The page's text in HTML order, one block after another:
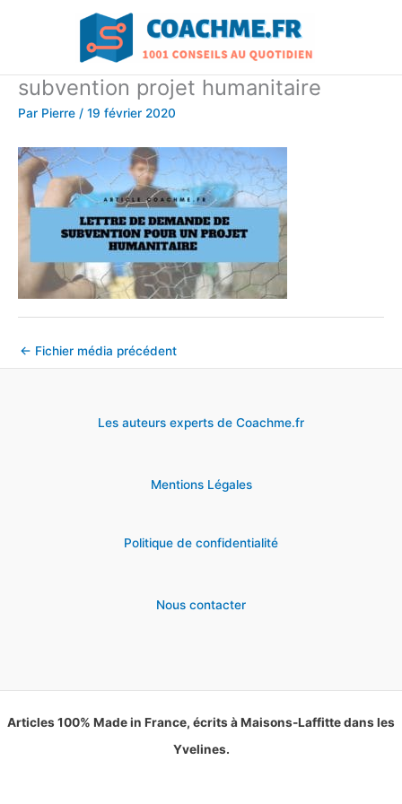
subvention projet humanitaire
Par Pierre / 19 février 2020
← Fichier média précédent
Les auteurs experts de Coachme.fr
Mentions Légales
Politique de confidentialité
Nous contacter
Articles 100% Made in France, écrits à Maisons-Laffitte dans les
Yvelines.